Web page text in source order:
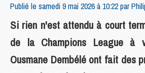
Publié le samedi 9 mai 2026 à 10:22 par
Si rien n'est attendu à court
de la Champions League à
Ousmane Dembélé ont fait des